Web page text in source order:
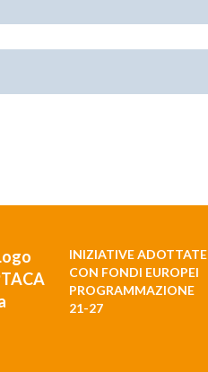
INIZIATIVE ADOTTATE
CON FONDI EUROPEI
PROGRAMMAZIONE
21-27